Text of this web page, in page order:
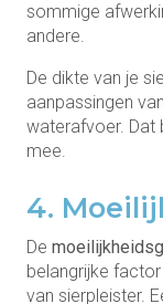
sommige
andere.
De dikte van je
aanpassingen
waterafvoer. Dat
mee.
4.
De
belangrijke
van sierpleister.